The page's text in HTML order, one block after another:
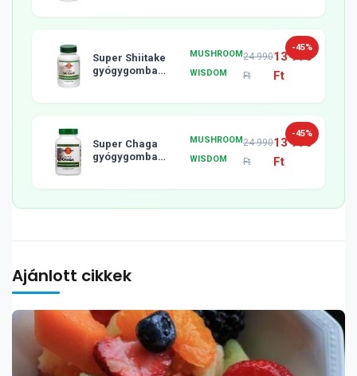
-45%
Super Shiitake
gyógygomba
MUSHROOM
WISDOM
24 990
Ft
13 990
Ft
-45%
Super Chaga
gyógygomba
MUSHROOM
WISDOM
24 990
Ft
13 990
Ft
Ajánlott cikkek